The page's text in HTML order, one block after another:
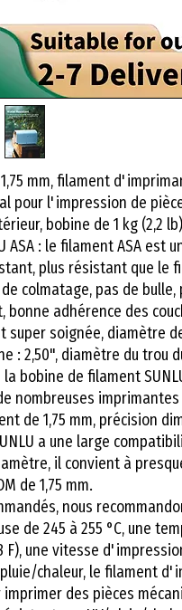
1,75 mm, filament
pour l'impression de
bobine de 1 kg (2,2
ASA : le filament ASA est
plus résistant que le
colmatage, pas de bulle,
bonne adhérence des
super soignée, diamètre
: 2,50", diamètre du trou
la bobine de filament
nombreuses imprimantes
de 1,75 mm, précision
a une large
il convient à
de 1,75 mm.
nous
de 245 à 255 °C, une
F), une vitesse
chaleur, le filament
imprimer des pièces